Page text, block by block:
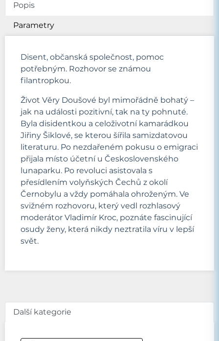
Popis
Parametry
Disent, občanská společnost, pomoc
potřebným. Rozhovor se známou
filantropkou.
Život Věry Doušové byl mimořádně bohatý –
jak na události pozitivní, tak na ty pohnuté.
Byla disidentkou a celoživotní kamarádkou
Jiřiny Šiklové, se kterou šířila samizdatovou
literaturu. Po nezdařeném pokusu o emigraci
přijala místo účetní u Československého
lunaparku. Po revoluci asistovala s
přesídlením volyňských Čechů z okolí
Černobylu a vždy pomáhala ohroženým. Ve
svižném rozhovoru, který vedl rozhlasový
moderátor Vladimír Kroc, poznáte fascinující
osudy ženy, která nikdy neztratila víru v lepší
svět.
Další kategorie